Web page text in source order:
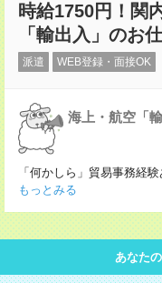
時給1750円！関
「輸出入」のお
派遣 WEB登録・面接OK
海上・航空「
「何かしら」貿易事務経
もっとみる
あなた